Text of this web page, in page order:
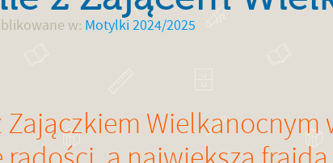
w: Motylki 2024/2025
Wielkanocnym